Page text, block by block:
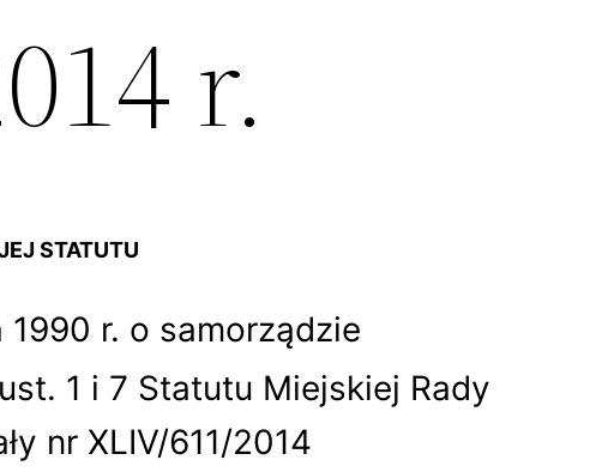
r.
STATUTU
r. o samorządzie
1 i 7 Statutu Miejskiej Rady
nr XLIV/611/2014